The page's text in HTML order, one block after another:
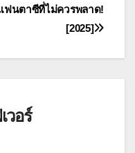
ฟนตาซีที่ไม่ควรพลาด!
[2025]
วอร์